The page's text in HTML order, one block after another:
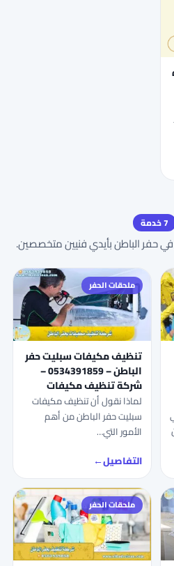
7 خدمة
حفر الباطن بأيدي فنيين متخصصين.
ملحقات الحفر
تنظيف مكيفات سبليت حفر
الباطن – 0534391859 –
شركة تنظيف مكيفات
لماذا نقول أن تنظيف مكيفات
سبليت حفر الباطن من أهم
الأمور التي…
التفاصيل←
ملحقات الحفر